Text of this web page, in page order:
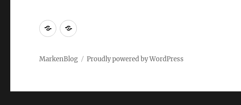
Markenrecherche
Gastbeiträge
MarkenBlog Proudly powered by WordPress